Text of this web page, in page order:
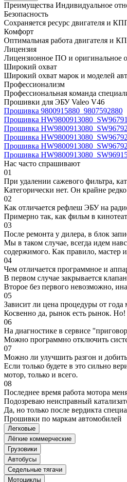
Преимущества Индивидуальное
Безопасность
Сохраняется ресурс двигателя и
Комфорт
Оптимальная работа двигателя и
Лицензия
Лицензионное ПО и оригинальное
Широкий охват
Широкий охват марок и моделей
Профессионализм
Профессиональная команда
Прошивки для ЭБУ Valeo V46
Прошивка 9800915880_9807592880
Прошивка
Прошивка
Прошивка
Прошивка
Прошивка
Нас часто спрашивают
01
При удалении сажевого фильтра,
Категорически нет. Он крайне
02
Как отличается рефлеш ЭБУ на
Примерно так, как фильм в
03
После ремонта у дилера, в блок
Мы в таком случае, всегда идем
содержимого. Как правило, мастер
04
Чем отличается программное и
В первом случае закрывается
Второе без первого невозможно,
05
Зависит ли цена процедуры от
Косвенно да, рынок есть рынок.
06
На диагностике в сервисе
Можно программно отключить
07
Можно ли улучшить разгон и
Если только будете в это сильно
мотор, только и всего.
08
Последнее время работа мотора
Подозреваю неисправный
Да, но только после вердикта
Прошивки по маркам автомобилей
Легковые
Лёгкие коммерческие
Грузовики
Автобусы
Седельные тягачи
Мотоциклы